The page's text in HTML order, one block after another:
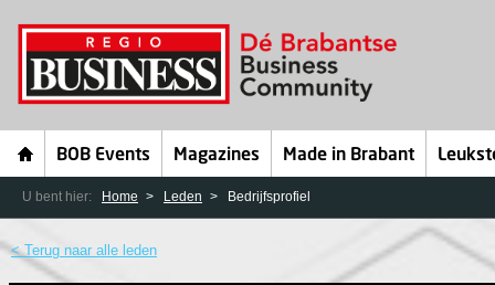
BOB Events Magazines Made in Brabant
U bent hier: Home Leden Bedrijfsprofiel
< Terug naar alle leden